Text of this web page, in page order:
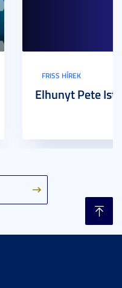
FRISS HÍREK
Elhunyt Pete